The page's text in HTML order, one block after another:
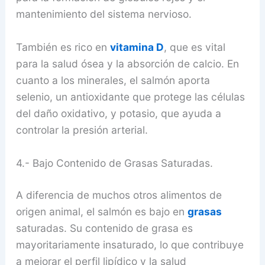
mantenimiento del sistema nervioso.
También es rico en vitamina D, que es vital
para la salud ósea y la absorción de calcio. En
cuanto a los minerales, el salmón aporta
selenio, un antioxidante que protege las células
del daño oxidativo, y potasio, que ayuda a
controlar la presión arterial.
4.- Bajo Contenido de Grasas Saturadas.
A diferencia de muchos otros alimentos de
origen animal, el salmón es bajo en grasas
saturadas. Su contenido de grasa es
mayoritariamente insaturado, lo que contribuye
a mejorar el perfil lipídico y la salud